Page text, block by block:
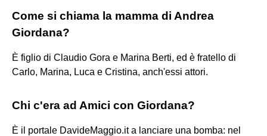
Come si chiama la mamma di Andrea
Giordana?
È figlio di Claudio Gora e Marina Berti, ed è fratello di
Carlo, Marina, Luca e Cristina, anch'essi attori.
Chi c'era ad Amici con Giordana?
È il portale DavideMaggio.it a lanciare una bomba: nel